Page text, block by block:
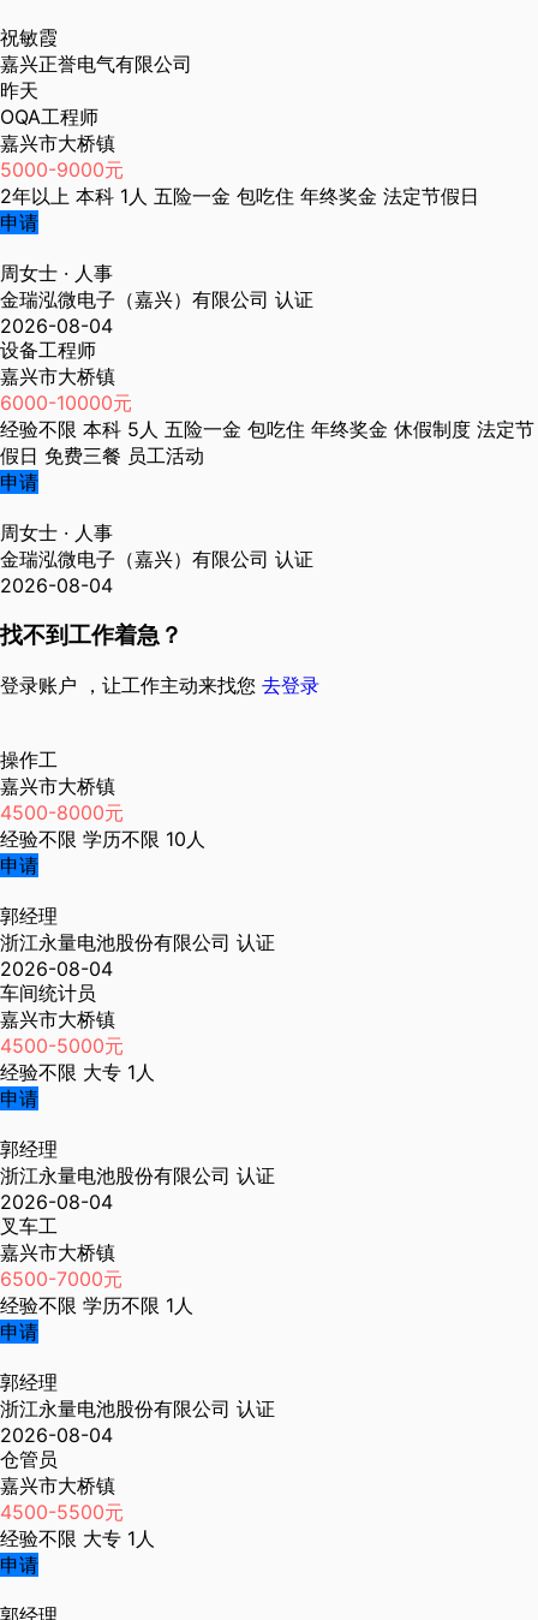
祝敏霞
嘉兴正誉电气有限公司
昨天
OQA工程师
嘉兴市大桥镇
5000-9000元
2年以上 本科 1人 五险一金 包吃住 年终奖金 法定节假日
申请
周女士 · 人事
金瑞泓微电子（嘉兴）有限公司 认证
2026-08-04
设备工程师
嘉兴市大桥镇
6000-10000元
经验不限 本科 5人 五险一金 包吃住 年终奖金 休假制度 法定节
假日 免费三餐 员工活动
申请
周女士 · 人事
金瑞泓微电子（嘉兴）有限公司 认证
2026-08-04
找不到工作着急？
登录账户 ，让工作主动来找您 去登录
操作工
嘉兴市大桥镇
4500-8000元
经验不限 学历不限 10人
申请
郭经理
浙江永量电池股份有限公司 认证
2026-08-04
车间统计员
嘉兴市大桥镇
4500-5000元
经验不限 大专 1人
申请
郭经理
浙江永量电池股份有限公司 认证
2026-08-04
叉车工
嘉兴市大桥镇
6500-7000元
经验不限 学历不限 1人
申请
郭经理
浙江永量电池股份有限公司 认证
2026-08-04
仓管员
嘉兴市大桥镇
4500-5500元
经验不限 大专 1人
申请